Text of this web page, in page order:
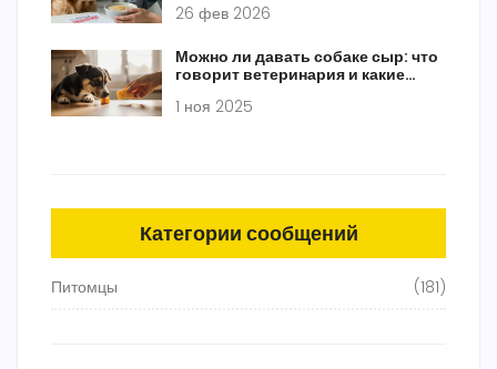
26 фев 2026
Можно ли давать собаке сыр: что
говорит ветеринария и какие
1 ноя 2025
Категории сообщений
Питомцы (181)